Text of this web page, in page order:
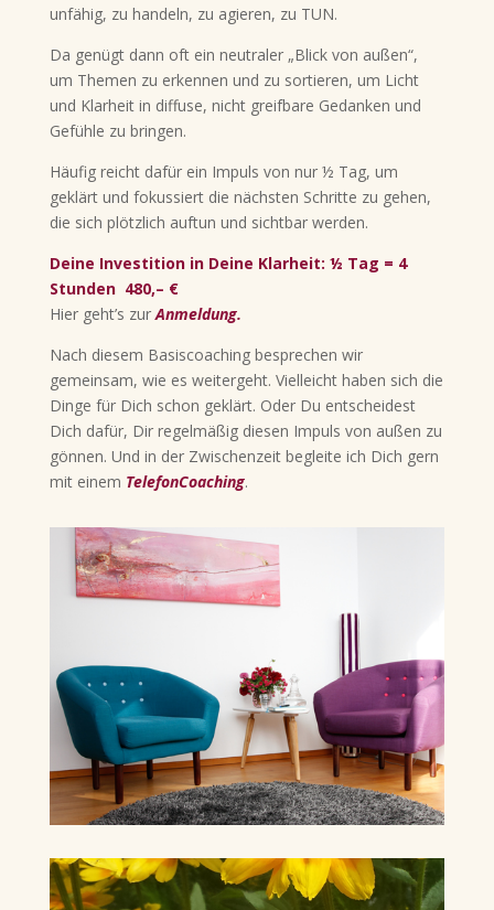
unfähig, zu handeln, zu agieren, zu TUN.
Da genügt dann oft ein neutraler „Blick von außen“,
um Themen zu erkennen und zu sortieren, um Licht
und Klarheit in diffuse, nicht greifbare Gedanken und
Gefühle zu bringen.
Häufig reicht dafür ein Impuls von nur ½ Tag, um
geklärt und fokussiert die nächsten Schritte zu gehen,
die sich plötzlich auftun und sichtbar werden.
Deine Investition in Deine Klarheit: ½ Tag = 4
Stunden 480,– €
Hier geht’s zurAnmeldung.
Nach diesem Basiscoaching besprechen wir
gemeinsam, wie es weitergeht. Vielleicht haben sich die
Dinge für Dich schon geklärt. Oder Du entscheidest
Dich dafür, Dir regelmäßig diesen Impuls von außen zu
gönnen. Und in der Zwischenzeit begleite ich Dich gern
mit einem TelefonCoaching.